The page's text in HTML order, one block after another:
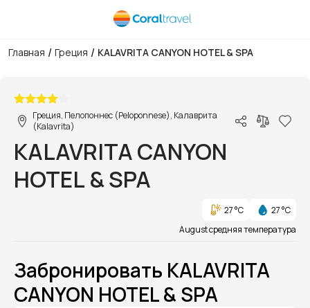
Главная / Греция / KALAVRITA CANYON HOTEL & SPA
Греция, Пелопоннес (Peloponnese), Калаврита
(Kalavrita)
KALAVRITA CANYON
HOTEL & SPA
27 °C
27 °C
August средняя температура
Забронировать KALAVRITA
CANYON HOTEL & SPA